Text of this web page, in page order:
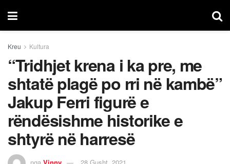
Kreu Kultura
“Tridhjet krena i ka pre, me
shtatë plagë po rri në kambë”
Jakup Ferri figurë e
rëndësishme historike e
shtyrë në harresë